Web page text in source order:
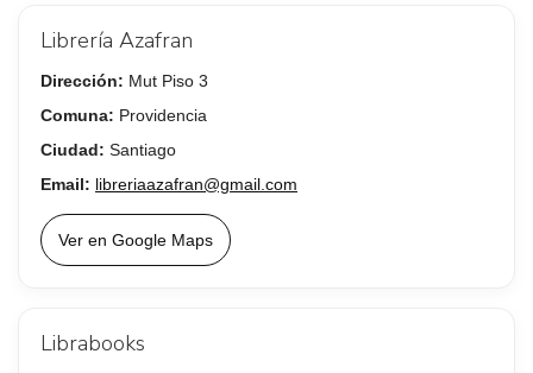
Librería Azafran
Dirección: Mut Piso 3
Comuna: Providencia
Ciudad: Santiago
Email: libreriaazafran@gmail.com
Ver en Google Maps
Librabooks